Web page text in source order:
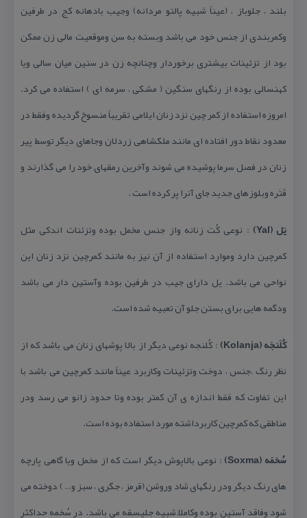
بلند ، جلوباز ، (عیناً شبیه پالتو مردانه) وجیب بادهانه كج در طرفین
وكمربندی از جنس خود می باشد وبسته به سن وموقعیت مالی زن ممكن
بود از تزئینات بیشتری برخوردار وچنانچه زن در سنین میان سالی ویا
كهنسالی بوده از رنگهای سنگین ( مشكی ، سرمه ای ) استفاده می كرد.
امروزه استفاده از كمر چین نزد زنان ایلامی تقریباً منسوخ گردیده وفقط در
معدود نقاط دور افتاده ای مانند ملكشاهی زردلان وجاهای دیگر توسط پیر
زنان در فصل سرما پوشیده می شوند وآخرین رمقهای خود را می گذارند و
قَتَره وبلوزهای جدید جای آنرا پر كرده است .
یَل (‎Yal)
: نوعی كُت زنانه واز جنس مخمل بوده وتزئنات اندكی مثل
كمرچین دارد وموارد استفاده از آن نیز به مانند كمرچین نزد زنان این
نواحی می باشد. یل دارای جیب در طرفین بوده وآستین دار می باشد
ودگمه هایی برای بستن جلو آن تعبیه شده است.
كُلَنجَه (Kolanja)
: كُلنجه نوعی دیگر از بالا پوشهای زنان می باشد كه از
نظر رنگ ،جنس ، دوخت وتزئینات وكاربرد عیناً مانند كمرچین می باشد با
این تفاوت كه فقط اندازه ی آن كمتر بوده وتا حدود زانو می رسد ودر
مناطقی كه كمرچین كاربرداشته مورد استفاده بوده است.
سُخمَه (Soxma)
: نوعی بالاپوش دیگر است كه از مخمل ویا گاهی پارچه
های رنگ دیگر ودر رنگهای شاد وروشن (قرمز ، جگری ، سبز و… ) دوخته می
شود وفاقد آستین بوده وكاملاً شبیه جلیسقه می باشد. در سُخمه حداكثر